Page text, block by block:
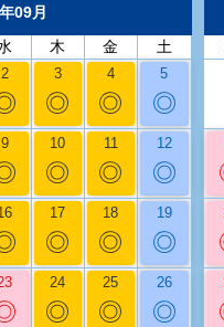
09月
木 金 土
2 3
◎
4
◎
5
◎
9 10
◎
11
◎
12
◎
17
◎
18
◎
19
◎
24
◎
25
◎
26
◎